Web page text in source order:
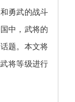
勇武的战斗
中，武将的
题。本文将
将等级进行